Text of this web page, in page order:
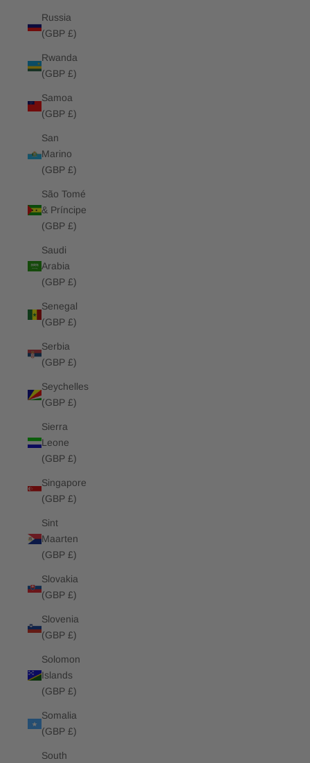
Russia
(GBP £)
Rwanda
(GBP £)
Samoa
(GBP £)
San
Marino
(GBP £)
São Tomé
& Príncipe
(GBP £)
Saudi
Arabia
(GBP £)
Senegal
(GBP £)
Serbia
(GBP £)
Seychelles
(GBP £)
Sierra
Leone
(GBP £)
Singapore
(GBP £)
Sint
Maarten
(GBP £)
Slovakia
(GBP £)
Slovenia
(GBP £)
Solomon
Islands
(GBP £)
Somalia
(GBP £)
South